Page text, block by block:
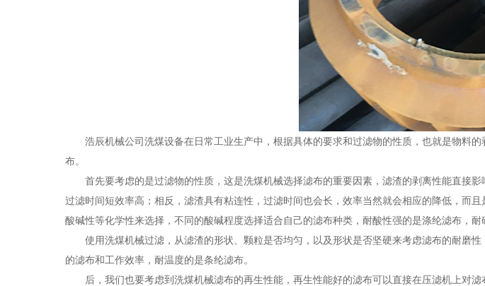
浩辰机械公司洗煤设备在日常工业生产中，根据具体的要求和过滤物的性质，也就是物料
布。
首先要考虑的是过滤物的性质，这是洗煤机械选择滤布的重要因素，滤渣的剥离性能直接
过滤时间短效率高；相反，滤渣具有粘连性，过滤时间也会长，效率当然就会相应的降低 ，而
酸碱性等化学性来选择，不同的酸碱程度选择适合自己的滤布种类，耐酸性强的是涤纶滤布，
使用洗煤机械过滤，从滤渣的形状、颗粒是否均匀，以及形状是否坚硬来考虑滤布的耐磨
的滤布和工作效率，耐温度的是条纶滤布。
后，我们也要考虑到洗煤机械滤布的再生性能，再生性能好的滤布可以直接在压滤机上对